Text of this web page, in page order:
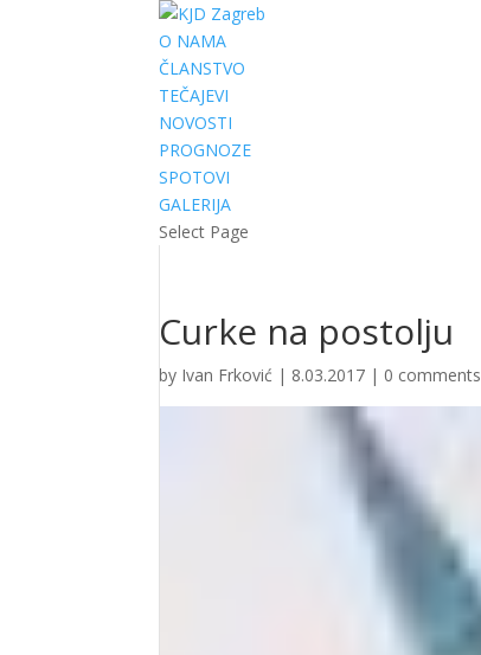
O NAMA
ČLANSTVO
TEČAJEVI
NOVOSTI
PROGNOZE
SPOTOVI
GALERIJA
Select Page
Curke na postolju
by Ivan Frković | 8.03.2017 | 0 comments